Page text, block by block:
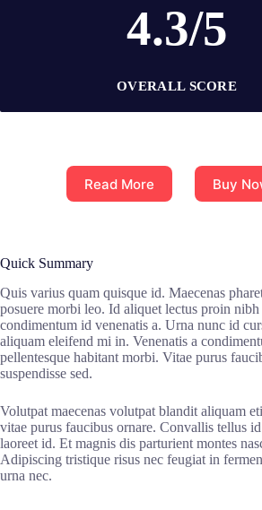
4.3/5
OVERALL SCORE
Read More Buy
Quick Summary
Quis varius quam quisque id. Maecenas
posuere morbi leo. Id aliquet lectus proin nibh
condimentum id venenatis a. Urna nunc id
aliquam eleifend mi in. Venenatis a
pellentesque habitant morbi. Vitae purus
suspendisse sed.
Volutpat maecenas volutpat blandit aliquam
vitae purus faucibus ornare. Convallis tellus
laoreet id. Et magnis dis parturient montes
Adipiscing tristique risus nec feugiat in
urna nec.